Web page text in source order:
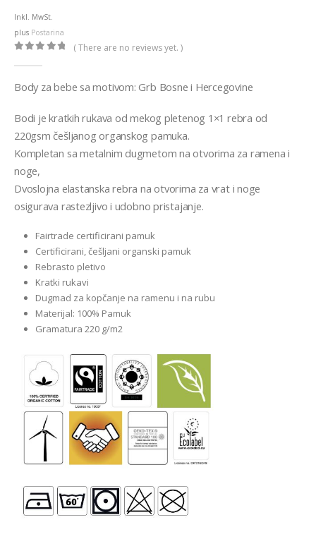
Inkl. MwSt.
plus Postarina
( There are no reviews yet. )
Body za bebe sa motivom: Grb Bosne i Hercegovine
Bodi je kratkih rukava od mekog pletenog 1×1 rebra od
220gsm češljanog organskog pamuka.
Kompletan sa metalnim dugmetom na otvorima za ramena i
noge,
Dvoslojna elastanska rebra na otvorima za vrat i noge
osigurava rastezljivo i udobno pristajanje.
Fairtrade certificirani pamuk
Certificirani, češljani organski pamuk
Rebrasto pletivo
Kratki rukavi
Dugmad za kopčanje na ramenu i na rubu
Materijal: 100% Pamuk
Gramatura 220 g/m2